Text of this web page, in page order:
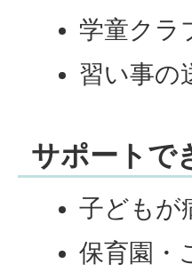
学童クラ
習い事の
サポートで
子どもが
保育園・